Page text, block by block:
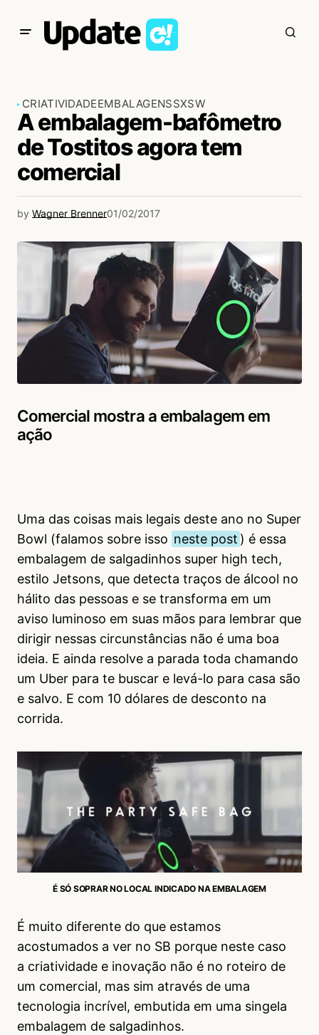
CRIATIVIDADEEMBALAGENSSXSW
A embalagem-bafômetro
de Tostitos agora tem
comercial
by Wagner Brenner01/02/2017
Comercial mostra a embalagem em
ação
Uma das coisas mais legais deste ano no Super
Bowl (falamos sobre isso neste post ) é essa
embalagem de salgadinhos super high tech,
estilo Jetsons, que detecta traços de álcool no
hálito das pessoas e se transforma em um
aviso luminoso em suas mãos para lembrar que
dirigir nessas circunstâncias não é uma boa
ideia. E ainda resolve a parada toda chamando
um Uber para te buscar e levá-lo para casa são
e salvo. E com 10 dólares de desconto na
corrida.
É SÓ SOPRAR NO LOCAL INDICADO NA EMBALAGEM
É muito diferente do que estamos
acostumados a ver no SB porque neste caso
a criatividade e inovação não é no roteiro de
um comercial, mas sim através de uma
tecnologia incrível, embutida em uma singela
embalagem de salgadinhos.